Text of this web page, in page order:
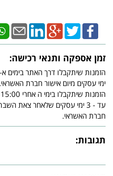
זמן אספקה ותנאי רכישה:
ימי עסקים מיום אישור חברת האשראי.
עד - 3 ימי עסקים שלאחר צאת
חברת האשראי.
תגובות: